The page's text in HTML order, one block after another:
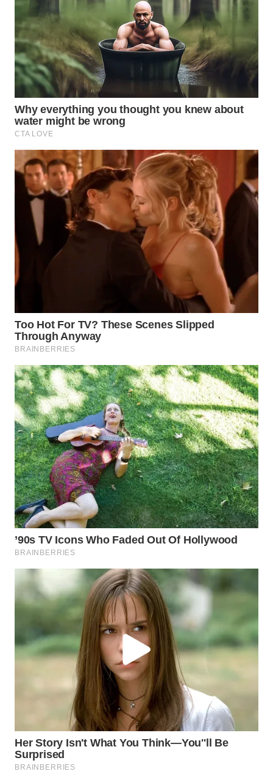
BEKASI
WN
BOGOR
WN
DEPOK
WN
UTARA
WN
SAMOSIR
WN
PADANG
LAWAS
WN
CIANJUR
WN
KEPULAUAN
SERIBU
WN
TANGERANG
WN
BINJAI
WN
CIREBON
INDRAMAYU
KUNINGAN
MAJALENGKA
WN
SUKABUMI